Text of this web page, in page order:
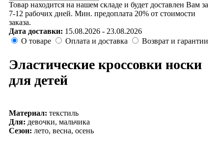
Товар находится на нашем складе и будет доставлен Вам за
7-12 рабочих дней. Мин. предоплата 20% от стоимости
заказа.
Дата доставки: 15.08.2026 - 23.08.2026
О товаре
Оплата и доставка Возврат и гарантии
Эластические кроссовки носки
для детей
Материал: текстиль
Для: девочки, мальчика
Сезон: лето, весна, осень